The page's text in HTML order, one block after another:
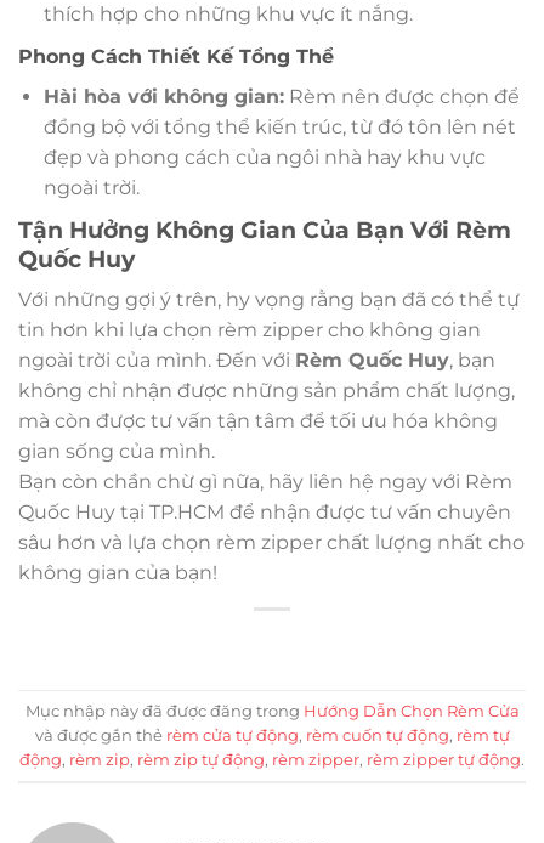
thích hợp cho những khu vực ít nắng.
Phong Cách Thiết Kế Tổng Thể
Hài hòa với không gian:Rèm nên được chọn để
đồng bộ với tổng thể kiến trúc, từ đó tôn lên nét
đẹp và phong cách của ngôi nhà hay khu vực
ngoài trời.
Tận Hưởng Không Gian Của Bạn Với Rèm
Quốc Huy
Với những gợi ý trên, hy vọng rằng bạn đã có thể tự
tin hơn khi lựa chọn rèm zipper cho không gian
ngoài trời của mình. Đến với Rèm Quốc Huy, bạn
không chỉ nhận được những sản phẩm chất lượng,
mà còn được tư vấn tận tâm để tối ưu hóa không
gian sống của mình.
Bạn còn chần chừ gì nữa, hãy liên hệ ngay với Rèm
Quốc Huy tại TP.HCM để nhận được tư vấn chuyên
sâu hơn và lựa chọn rèm zipper chất lượng nhất cho
không gian của bạn!
Mục nhập này đã được đăng trong Hướng Dẫn Chọn Rèm Cửa
và được gắn thẻ rèm cửa tự động, rèm cuốn tự động, rèm tự
động, rèm zip, rèm zip tự động, rèm zipper, rèm zipper tự động.